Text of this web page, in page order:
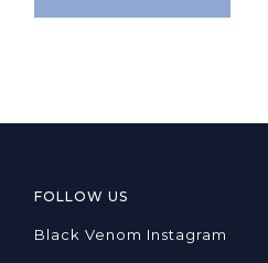
FOLLOW US
Black Venom Instagram